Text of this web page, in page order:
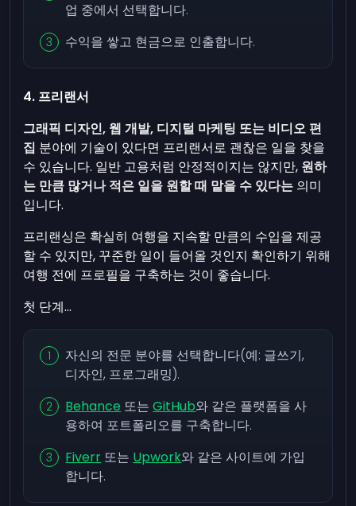
업 중에서 선택합니다.
수익을 쌓고 현금으로 인출합니다.
4. 프리랜서
그래픽 디자인, 웹 개발, 디지털 마케팅 또는 비디오 편
집 분야에 기술이 있다면 프리랜서로 괜찮은 일을 찾을
수 있습니다. 일반 고용처럼 안정적이지는 않지만, 원하
는 만큼 많거나 적은 일을 원할 때 맡을 수 있다는 의미
입니다.
프리랜싱은 확실히 여행을 지속할 만큼의 수입을 제공
할 수 있지만, 꾸준한 일이 들어올 것인지 확인하기 위해
여행 전에 프로필을 구축하는 것이 좋습니다.
첫 단계...
자신의 전문 분야를 선택합니다(예: 글쓰기,
디자인, 프로그래밍).
Behance 또는GitHub와 같은 플랫폼을 사
용하여 포트폴리오를 구축합니다.
Fiverr 또는 Upwork와 같은 사이트에 가입
합니다.